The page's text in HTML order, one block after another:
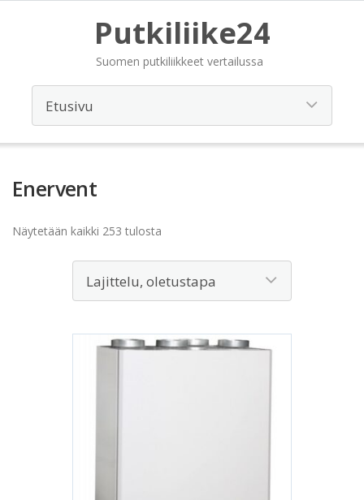
Putkiliike24
Suomen putkiliikkeet vertailussa
Enervent
Näytetään kaikki 253 tulosta